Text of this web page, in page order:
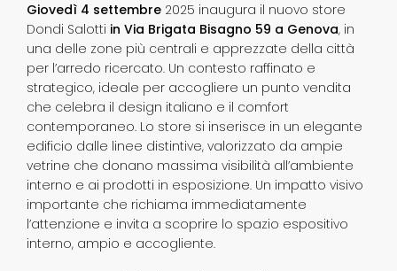
Giovedì 4 settembre 2025 inaugura il nuovo store
Dondi Salotti in Via Brigata Bisagno 59 a Genova, in
una delle zone più centrali e apprezzate della città
per l’arredo ricercato. Un contesto raffinato e
strategico, ideale per accogliere un punto vendita
che celebra il design italiano e il comfort
contemporaneo. Lo store si inserisce in un elegante
edificio dalle linee distintive, valorizzato da ampie
vetrine che donano massima visibilità all’ambiente
interno e ai prodotti in esposizione. Un impatto visivo
importante che richiama immediatamente
l’attenzione e invita a scoprire lo spazio espositivo
interno, ampio e accogliente.